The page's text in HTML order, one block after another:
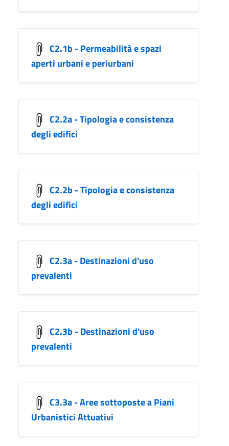
C2.1b - Permeabilità e spazi
aperti urbani e periurbani
C2.2a - Tipologia e consistenza
degli edifici
C2.2b - Tipologia e consistenza
degli edifici
C2.3a - Destinazioni d'uso
prevalenti
C2.3b - Destinazioni d'uso
prevalenti
C3.3a - Aree sottoposte a Piani
Urbanistici Attuativi